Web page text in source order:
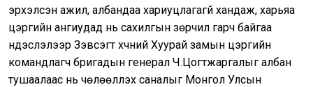
эрхэлсэн ажил, албандаа хариуцлагагүй хандаж, харьяа
цэргийн ангиудад нь сахилгын зөрчил гарч байгаа
үндэслэлээр Зэвсэгт хүчний Хуурай замын цэргийн
командлагч бригадын генерал Ч.Цогтжаргалыг албан
тушаалаас нь чөлөөлүүлэх саналыг Монгол Улсын